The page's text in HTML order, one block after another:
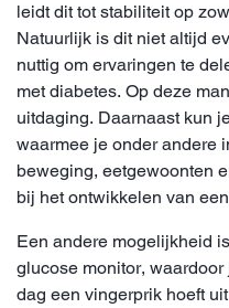
leidt dit tot stabiliteit op
Natuurlijk is dit niet altijd
nuttig om ervaringen te
met diabetes. Op deze
uitdaging. Daarnaast kun
waarmee je onder andere
beweging, eetgewoonten
bij het ontwikkelen van
Een andere mogelijkheid
glucose monitor,
dag een vingerprik hoeft